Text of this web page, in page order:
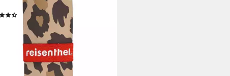
Polyester
(14)
- in 2-3 Werktagen bei dir